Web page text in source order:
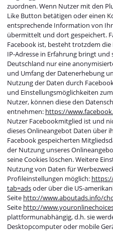
zuordnen. Wenn Nutzer mit den
Like Button betätigen oder einen
entsprechende Information von
übermittelt und dort gespeichert.
Facebook ist, besteht trotzdem
IP-Adresse in Erfahrung bringt
Deutschland nur eine
und Umfang der Datenerhebung
Nutzung der Daten durch
und Einstellungsmöglichkeiten
Nutzer, können diese den
entnehmen: https://
Nutzer Facebookmitglied ist und
dieses Onlineangebot Daten über
Facebook gespeicherten
der Nutzung unseres
seine Cookies löschen. Weitere
Nutzung von Daten für
Profileinstellungen möglich:
tab=adsoder über die US-
Seite http://www.aboutads.info/
Seite http://
plattformunabhängig, d.h. sie
Desktopcomputer oder mobile